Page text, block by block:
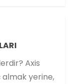
Axis
yerine,